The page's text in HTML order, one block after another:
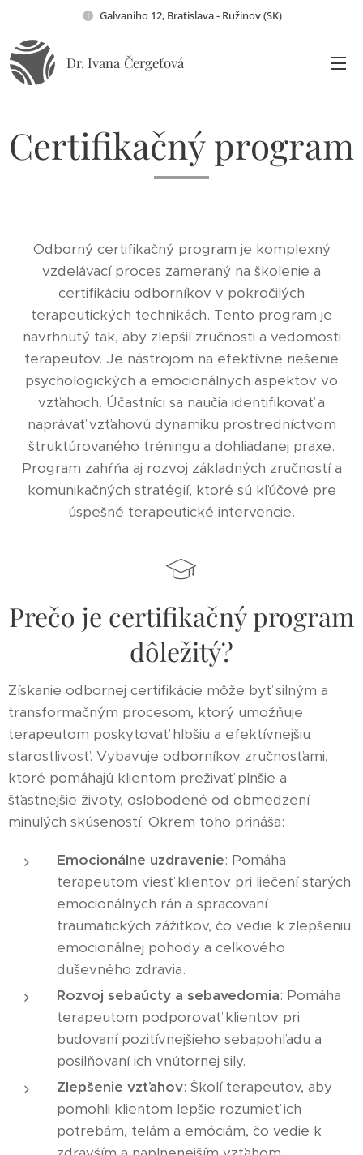
Galvaniho 12, Bratislava - Ružinov (SK)
Dr. Ivana Čergeťová
Certifikačný program
Odborný certifikačný program je komplexný
vzdelávací proces zameraný na školenie a
certifikáciu odborníkov v pokročilých
terapeutických technikách. Tento program je
navrhnutý tak, aby zlepšil zručnosti a vedomosti
terapeutov. Je nástrojom na efektívne riešenie
psychologických a emocionálnych aspektov vo
vzťahoch. Účastníci sa naučia identifikovať a
naprávať vzťahovú dynamiku prostredníctvom
štruktúrovaného tréningu a dohliadanej praxe.
Program zahŕňa aj rozvoj základných zručností a
komunikačných stratégií, ktoré sú kľúčové pre
úspešné terapeutické intervencie.
Prečo je certifikačný program
dôležitý?
Získanie odbornej certifikácie môže byť silným a
transformačným procesom, ktorý umožňuje
terapeutom poskytovať hlbšiu a efektívnejšiu
starostlivosť. Vybavuje odborníkov zručnosťami,
ktoré pomáhajú klientom preživať plnšie a
šťastnejšie životy, oslobodené od obmedzení
minulých skúseností. Okrem toho prináša:
Emocionálne uzdravenie: Pomáha
terapeutom viesť klientov pri liečení starých
emocionálnych rán a spracovaní
traumatických zážitkov, čo vedie k zlepšeniu
emocionálnej pohody a celkového
duševného zdravia.
Rozvoj sebaúcty a sebavedomia: Pomáha
terapeutom podporovať klientov pri
budovaní pozitívnejšieho sebapohľadu a
posilňovaní ich vnútornej sily.
Zlepšenie vzťahov: Školí terapeutov, aby
pomohli klientom lepšie rozumieť ich
potrebám, telám a emóciám, čo vedie k